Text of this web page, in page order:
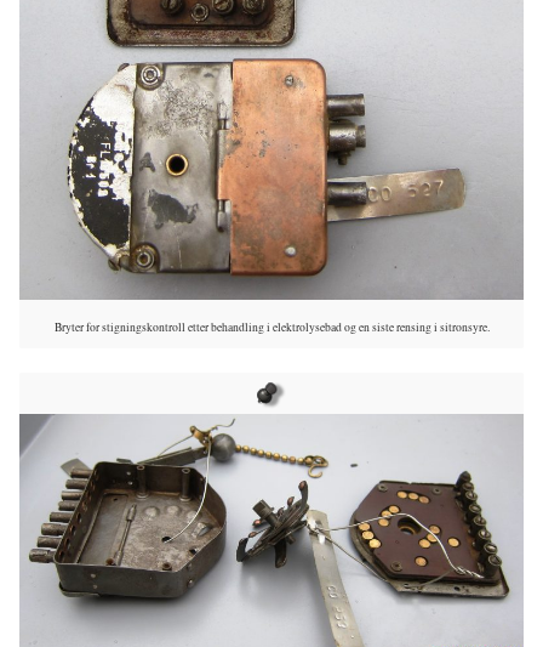
Bryter for stigningskontroll etter behandling i elektrolysebad og en siste rensing i sitronsyre.